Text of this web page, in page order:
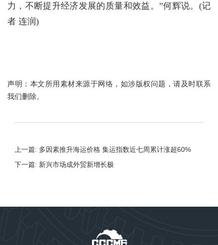
力，不断提升经济发展的质量和效益。”何辉说。(记
者 连润)
声明：本文所用素材来源于网络，如涉版权问题，请及时联系
我们删除。
上一篇: 多因素推升海运价格 集运指数近七周累计涨超60%
下一篇: 新兴市场成外贸新增长极